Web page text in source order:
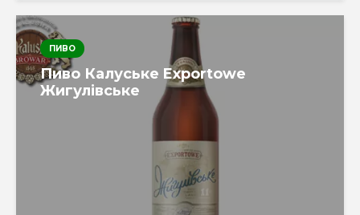
ПИВО
Пиво Калуське Exportowe
Жигулівське